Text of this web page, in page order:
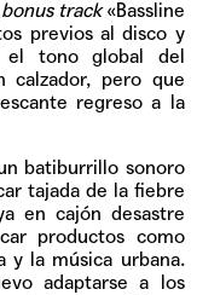
bonus track«Bassline
previos al disco y
tono global del
calzador, pero que
regreso a la
batiburrillo sonoro
tajada de la fiebre
en cajón desastre
productos como
y la música urbana.
adaptarse a los